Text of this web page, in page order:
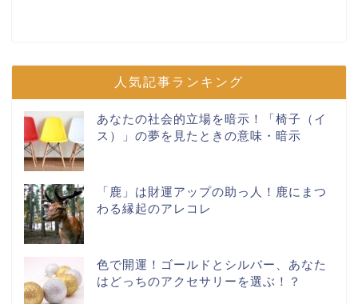
人気記事ランキング
あなたの社会的立場を暗示！「椅子（イ
ス）」の夢を見たときの意味・暗示
「鹿」は財運アップの助っ人！鹿にまつ
わる縁起のアレコレ
色で開運！ゴールドとシルバー、あなた
はどっちのアクセサリーを選ぶ！？